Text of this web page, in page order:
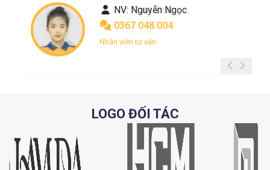
NV: Nguyễn Ngọc
0367 048 004
Nhân viên tư vấn
LOGO ĐỐI TÁC